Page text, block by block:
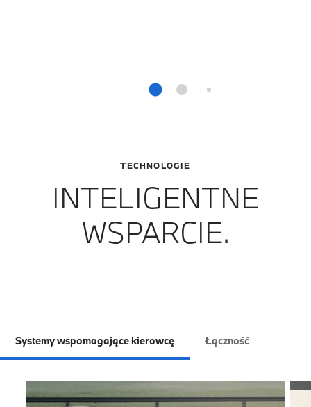
TECHNOLOGIE
INTELIGENTNE
WSPARCIE.
Systemy wspomagające kierowcę Łączność